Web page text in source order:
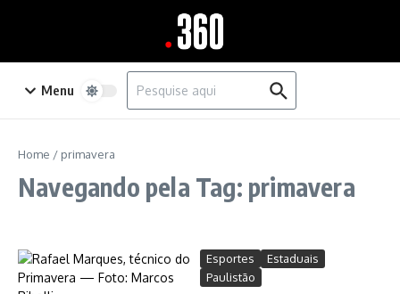
Menu
Procurar por:
Home / primavera
Navegando pela Tag: primavera
Esportes
Estaduais
Paulistão